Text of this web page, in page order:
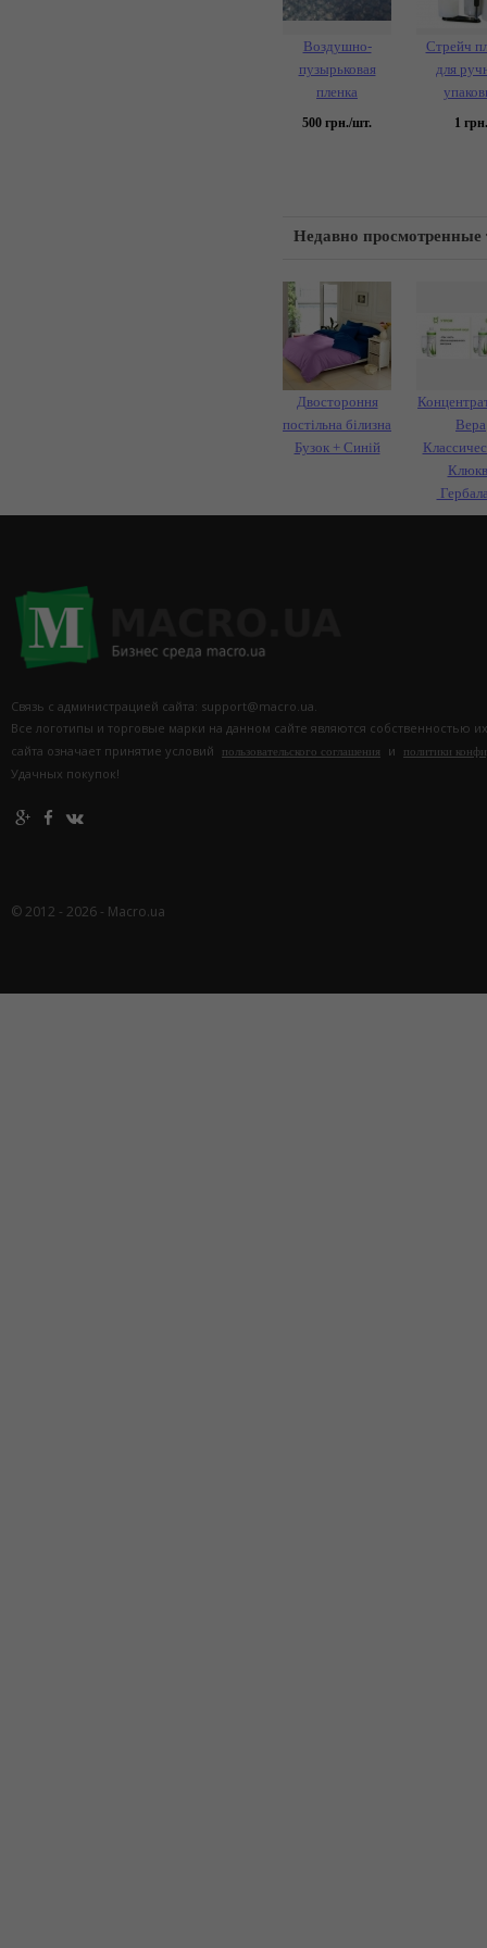
Воздушно-
пузырьковая
пленка
500 грн./шт.
Стрейч
для
1 грн.
Недавно просмотренные
Двостороння
постільна білизна
Бузок + Синій
Вера
Связь с администрацией сайта: support@macro.ua.
Все логотипы и торговые марки на данном сайте являются собственностью
сайта означает принятие условий
пользовательского соглашения и политики
Удачных покупок!
© 2012 - 2026 - Macro.ua